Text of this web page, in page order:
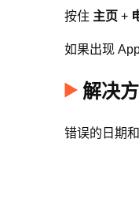
按住 主页 +
如果出现
解决
错误的日期